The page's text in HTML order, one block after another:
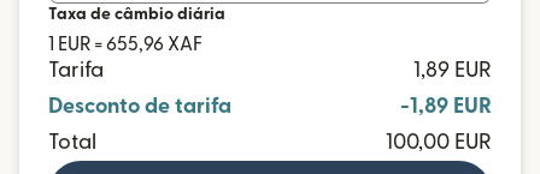
Taxa de câmbio diária
1 EUR = 655,96 XAF
Tarifa
1,89 EUR
Desconto de tarifa
-1,89 EUR
Total
100,00 EUR